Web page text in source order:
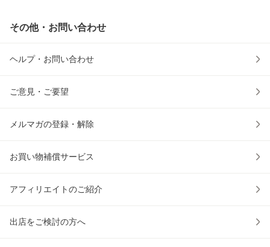
その他・お問い合わせ
ヘルプ・お問い合わせ
ご意見・ご要望
メルマガの登録・解除
お買い物補償サービス
アフィリエイトのご紹介
出店をご検討の方へ